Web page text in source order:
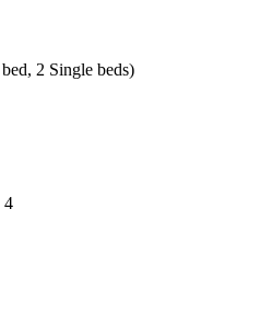
2 Single beds)
4